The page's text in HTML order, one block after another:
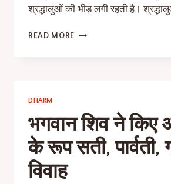
श्रद्धालुओं की भीड़ लगी रहती है।
READ MORE
DHARM
भगवान शिव ने किए
के रूप सती, पार्वती,
विवाह